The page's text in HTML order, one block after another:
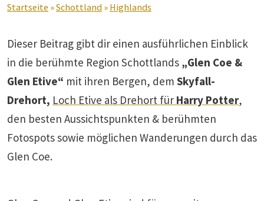
Startseite »Schottland » Highlands
Dieser Beitrag gibt dir einen ausführlichen Einblick
in die berühmte Region Schottlands „Glen Coe &
Glen Etive“ mit ihren Bergen, dem Skyfall-
Drehort, Loch Etive als Drehort für Harry Potter,
den besten Aussichtspunkten & berühmten
Fotospots sowie möglichen Wanderungen durch das
Glen Coe.